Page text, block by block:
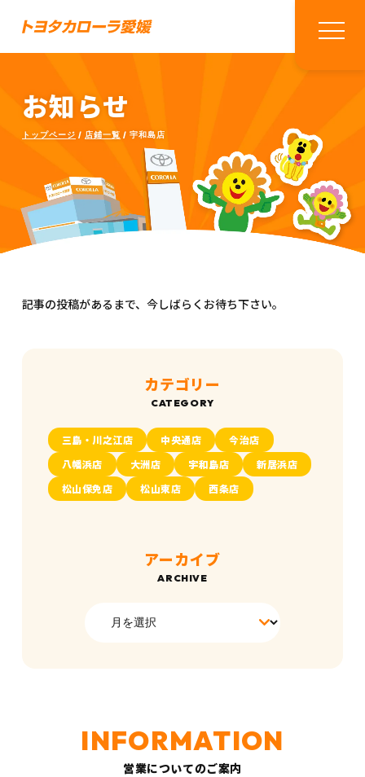
お知らせ
トップページ 店鋪一覧 宇和島店
記事の投稿があるまで、今しばらくお待ち下さい。
カテゴリー
三島・川之江店 中央通店
今治店
八幡浜店
大洲店 宇和島店
新居浜店
松山保免店
松山東店 西条店
アーカイブ
営業についてのご案内